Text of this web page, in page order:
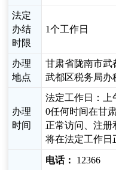
法定
办结
时限
1个工作日
办理
地点
甘肃省陇南市武
武都区税务局办
办理
时间
法定工作日：上
0任何时间在甘
正常访问、注册
将在法定工作日
电话：
12366